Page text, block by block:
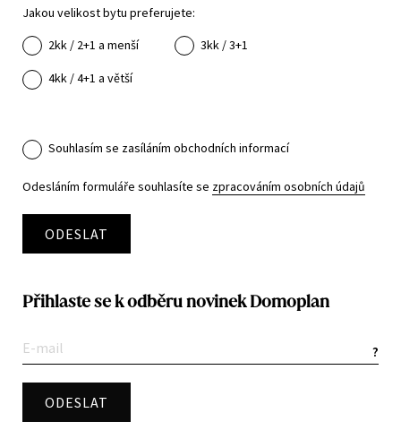
Jakou velikost bytu preferujete:
2kk / 2+1 a menší
3kk / 3+1
4kk / 4+1 a větší
Souhlasím se zasíláním obchodních informací
Odesláním formuláře souhlasíte se zpracováním osobních údajů
ODESLAT
Přihlaste se k odběru novinek Domoplan
?